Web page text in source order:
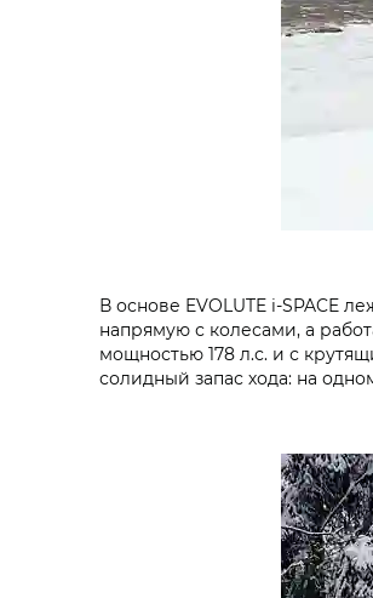
В основе EVOLUTE i‑SPACE
напрямую с колесами, а
мощностью 178 л.с. и с
солидный запас хода: на